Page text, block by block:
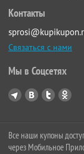
Контакты
Связаться с нами
Мы в Соцсетях
Все наши купоны
через Мобильное